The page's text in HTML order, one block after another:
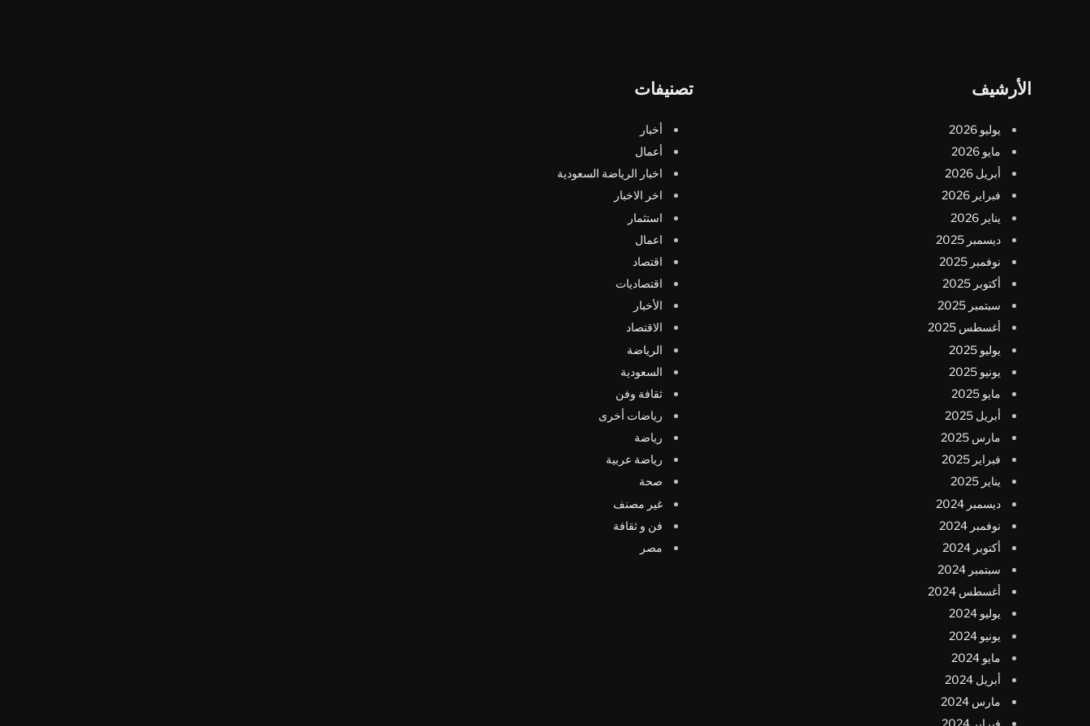
الأرشيف
يوليو 2026
مايو 2026
أبريل 2026
فبراير 2026
يناير 2026
ديسمبر 2025
نوفمبر 2025
أكتوبر 2025
سبتمبر 2025
أغسطس 2025
يوليو 2025
يونيو 2025
مايو 2025
أبريل 2025
مارس 2025
فبراير 2025
يناير 2025
ديسمبر 2024
نوفمبر 2024
أكتوبر 2024
سبتمبر 2024
أغسطس 2024
يوليو 2024
يونيو 2024
مايو 2024
أبريل 2024
مارس 2024
تصنيفات
أخبار
أعمال
اخبار الرياضة السعودية
اخر الاخبار
استثمار
اعمال
اقتصاد
اقتصاديات
الأخبار
الاقتصاد
الرياضة
السعودية
ثقافة وفن
رياضات أخرى
رياضة
رياضة عربية
صحة
غير مصنف
فن و ثقافة
مصر